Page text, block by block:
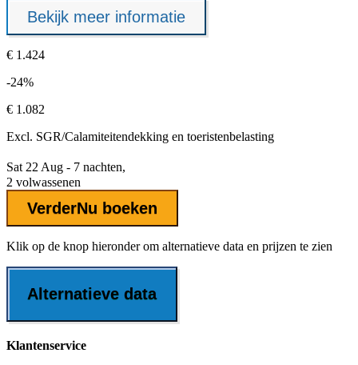
Bekijk meer informatie
€ 1.424
-24%
€ 1.082
Excl. SGR/Calamiteitendekking en toeristenbelasting
Sat 22 Aug - 7 nachten,
2 volwassenen
VerderNu boeken
Klik op de knop hieronder om alternatieve data en prijzen te zien
Alternatieve data
Klantenservice